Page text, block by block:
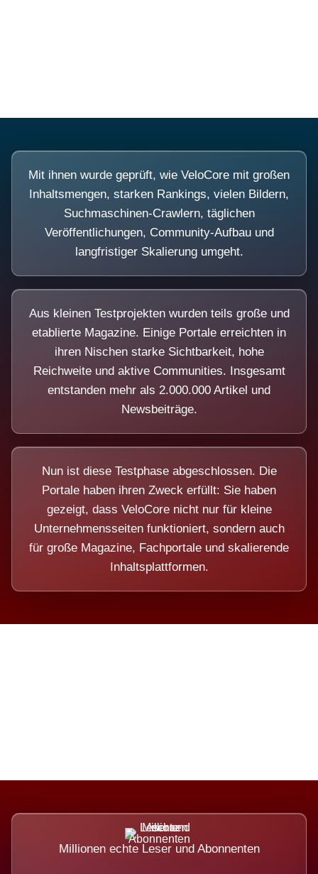
Mit ihnen wurde geprüft, wie VeloCore mit großen
Inhaltsmengen, starken Rankings, vielen Bildern,
Suchmaschinen-Crawlern, täglichen
Veröffentlichungen, Community-Aufbau und
langfristiger Skalierung umgeht.
Aus kleinen Testprojekten wurden teils große und
etablierte Magazine. Einige Portale erreichten in
ihren Nischen starke Sichtbarkeit, hohe
Reichweite und aktive Communities. Insgesamt
entstanden mehr als 2.000.000 Artikel und
Newsbeiträge.
Nun ist diese Testphase abgeschlossen. Die
Portale haben ihren Zweck erfüllt: Sie haben
gezeigt, dass VeloCore nicht nur für kleine
Unternehmensseiten funktioniert, sondern auch
für große Magazine, Fachportale und skalierende
Inhaltsplattformen.
Millionen echte Leser und Abonnenten